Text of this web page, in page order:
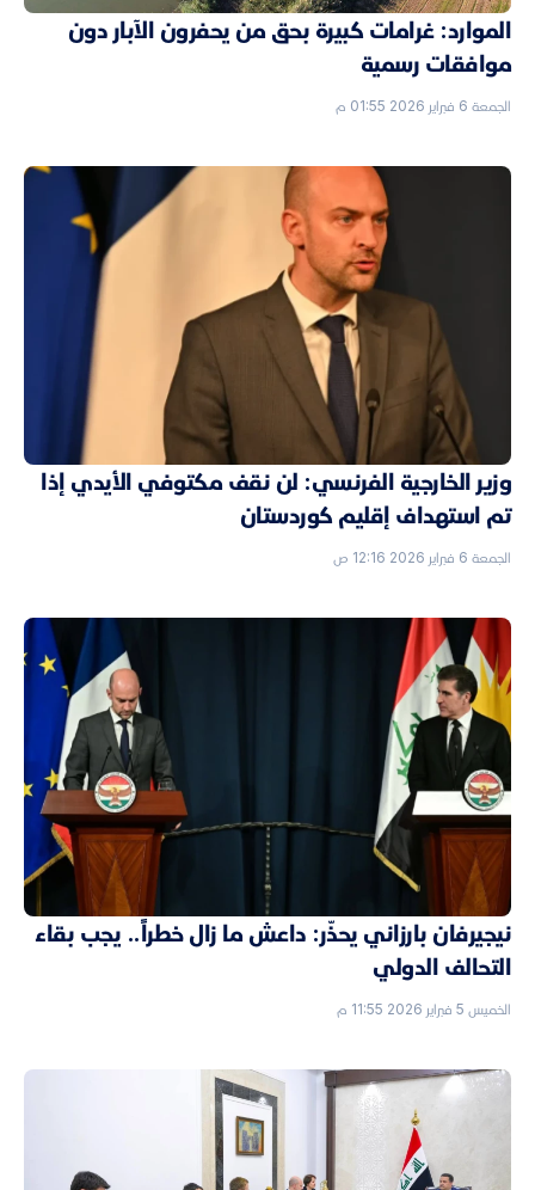
الموارد: غرامات كبيرة بحق من يحفرون الآبار دون
موافقات رسمية
الجمعة 6 فبراير 2026 01:55 م
وزير الخارجية الفرنسي: لن نقف مكتوفي الأيدي إذا
تم استهداف إقليم كوردستان
الجمعة 6 فبراير 2026 12:16 ص
نيجيرفان بارزاني يحذّر: داعش ما زال خطراً.. يجب بقاء
التحالف الدولي
الخميس 5 فبراير 2026 11:55 م